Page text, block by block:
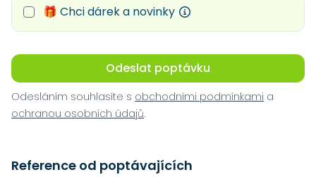
🎁 Chci dárek a novinky
Odeslat poptávku
Odesláním souhlasíte s obchodními podmínkami a
ochranou osobních údajů.
Reference od poptávajících